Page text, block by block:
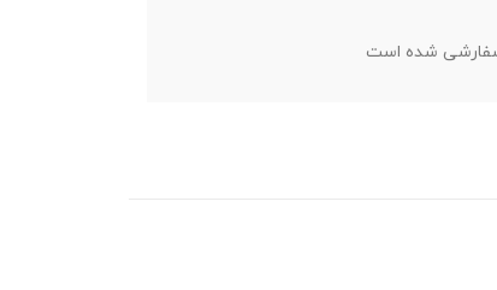
سفارشی شده است